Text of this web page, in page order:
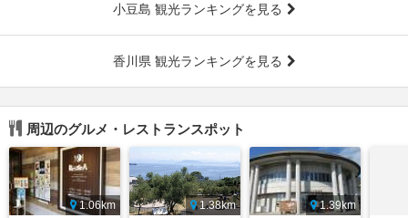
小豆島 観光ランキングを見る
香川県 観光ランキングを見る
周辺のグルメ・レストランスポット
1.06km
1.38km
1.39km